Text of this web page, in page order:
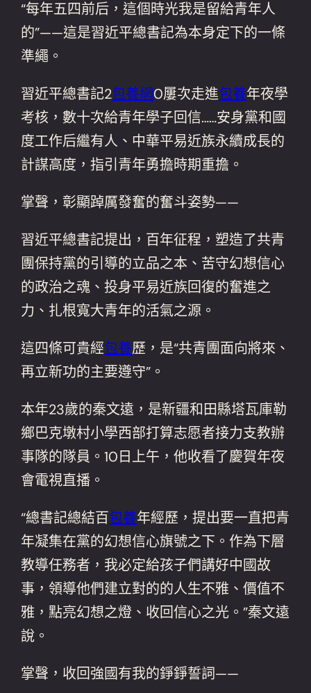
“每年五四前后，這個時光我是留給青年人
的”——這是習近平總書記為本身定下的一條
準繩。
習近平總書記2包養網0屢次走進包養年夜學
考核，數十次給青年學子回信……安身黨和國
度工作后繼有人、中華平易近族永續成長的
計謀高度，指引青年勇擔時期重擔。
掌聲，彰顯踔厲發奮的奮斗姿勢——
習近平總書記提出，百年征程，塑造了共青
團保持黨的引導的立品之本、苦守幻想信心
的政治之魂、投身平易近族回復的奮進之
力、扎根寬大青年的活氣之源。
這四條可貴經包養歷，是“共青團面向將來、
再立新功的主要遵守”。
本年23歲的秦文遠，是新疆和田縣塔瓦庫勒
鄉巴克墩村小學西部打算志愿者接力支教辦
事隊的隊員。10日上午，他收看了慶賀年夜
會電視直播。
“總書記總結百包養年經歷，提出要一直把青
年凝集在黨的幻想信心旗號之下。作為下層
教導任務者，我必定給孩子們講好中國故
事，領導他們建立對的的人生不雅、價值不
雅，點亮幻想之燈、收回信心之光。”秦文遠
說。
掌聲，收回強國有我的錚錚誓詞——